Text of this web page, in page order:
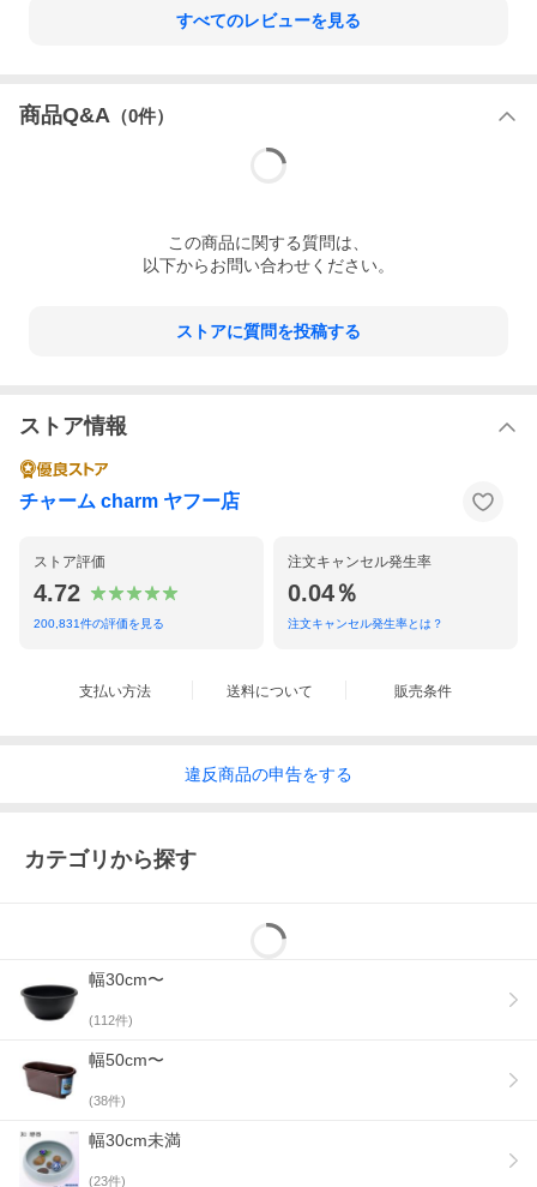
すべてのレビューを見る
商品Q&A （0件）
この商品に関する質問は、
以下からお問い合わせください。
ストアに質問を投稿する
ストア情報
チャーム charm ヤフー店
ストア評価
4.72
200,831件の評価を見る
注文キャンセル発生率
0.04％
注文キャンセル発生率とは？
支払い方法 送料について 販売条件
違反商品の申告をする
カテゴリから探す
幅30cm〜
(112件)
幅50cm〜
(38件)
幅30cm未満
(23件)